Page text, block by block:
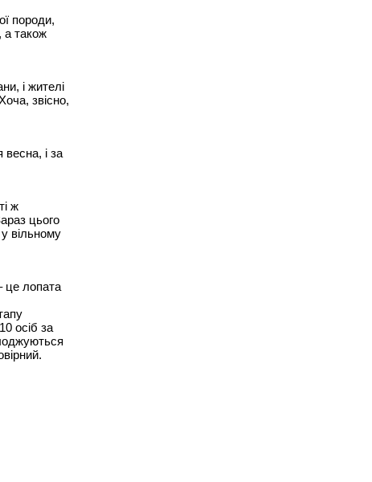
породи,
а також
і жителі
звісно,
і за
ж
цього
вільному
це лопата
осіб за